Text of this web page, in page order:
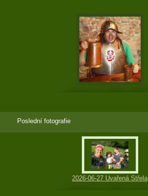
Poslední fotografie
2026-06-27 Uvařená Střela